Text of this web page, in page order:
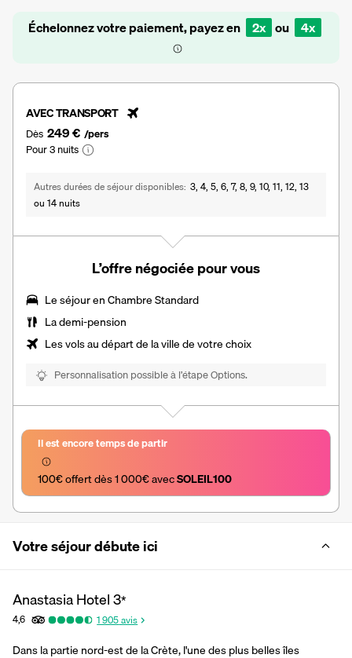
Échelonnez votre paiement, payez en 2x ou 4x
AVEC TRANSPORT
Dès 249 € /pers
Pour 3 nuits
Autres durées de séjour disponibles 3, 4, 5, 6, 7, 8, 9, 10, 11, 12, 13
ou 14 nuits
L’offre négociée pour vous
Le séjour en Chambre Standard
Lademi-pension
Les vols au départ de la ville de votre choix
Personnalisation possible à l’étape Options.
Il est encore temps de partir
100€ offert dès 1 000€ avec SOLEIL100
Votre séjour débute ici
Anastasia Hotel3*
4,6 1 905avis
Dans la partie nord-est de la Crète, l'une des plus belles îles